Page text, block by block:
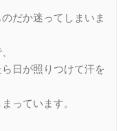
だか迷ってしまいま
日が照りつけて汗を
っています。